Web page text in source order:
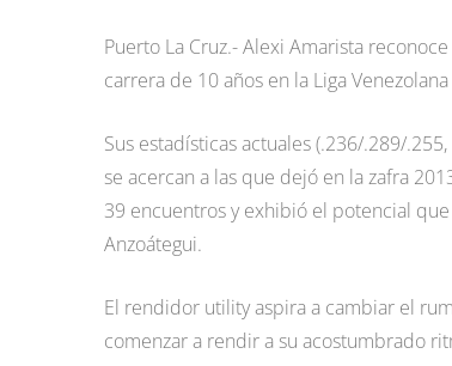
Puerto La Cruz.- Alexi Amarista
carrera de 10 años en la Liga
Sus estadísticas actuales (.236/.289/
se acercan a las que dejó en la zafra
39 encuentros y exhibió el potencial
Anzoátegui.
El rendidor utility aspira a cambiar el
comenzar a rendir a su acostumbrado